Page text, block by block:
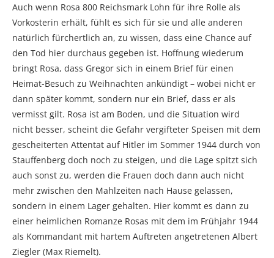
Auch wenn Rosa 800 Reichsmark Lohn für ihre Rolle als
Vorkosterin erhält, fühlt es sich für sie und alle anderen
natürlich fürchertlich an, zu wissen, dass eine Chance auf
den Tod hier durchaus gegeben ist. Hoffnung wiederum
bringt Rosa, dass Gregor sich in einem Brief für einen
Heimat-Besuch zu Weihnachten ankündigt – wobei nicht er
dann später kommt, sondern nur ein Brief, dass er als
vermisst gilt. Rosa ist am Boden, und die Situation wird
nicht besser, scheint die Gefahr vergifteter Speisen mit dem
gescheiterten Attentat auf Hitler im Sommer 1944 durch von
Stauffenberg doch noch zu steigen, und die Lage spitzt sich
auch sonst zu, werden die Frauen doch dann auch nicht
mehr zwischen den Mahlzeiten nach Hause gelassen,
sondern in einem Lager gehalten. Hier kommt es dann zu
einer heimlichen Romanze Rosas mit dem im Frühjahr 1944
als Kommandant mit hartem Auftreten angetretenen Albert
Ziegler (Max Riemelt).